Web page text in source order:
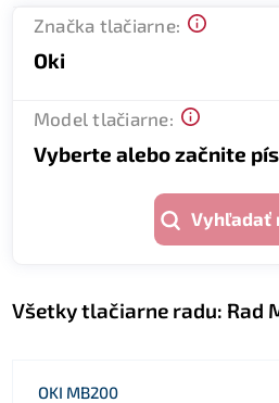
Značka tlačiarne:
Oki
Model tlačiarne:
Vyberte alebo začnite
Vyhľadať
Všetky tlačiarne radu: Rad
OKI MB200